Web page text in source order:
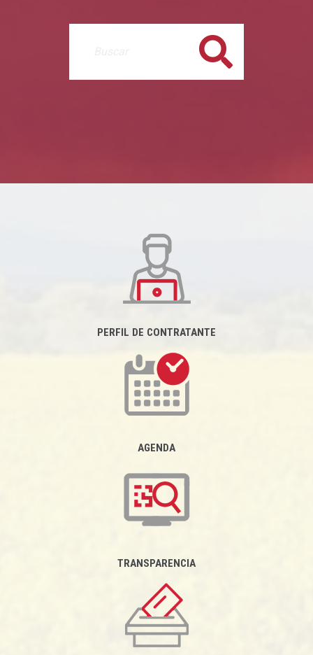
Buscar
PERFIL DE CONTRATANTE
AGENDA
TRANSPARENCIA